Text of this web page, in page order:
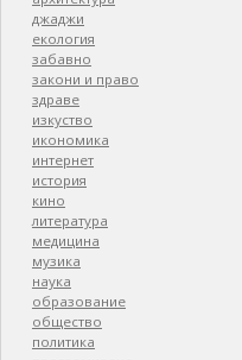
джаджи
екология
забавно
закони и право
здраве
изкуство
икономика
интернет
история
кино
литература
медицина
музика
наука
образование
общество
политика